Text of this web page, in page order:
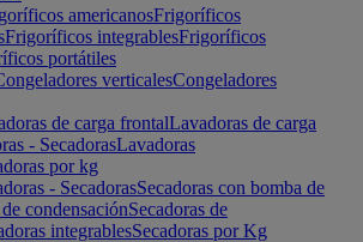
americanosFrigoríficos
Frigoríficos integrablesFrigoríficos
portátiles
verticalesCongeladores
de carga frontalLavadoras de carga
- SecadorasLavadoras
por kg
- SecadorasSecadoras con bomba de
condensaciónSecadoras de
integrablesSecadoras por Kg